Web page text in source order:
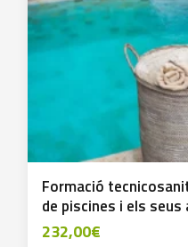
Formació
de piscines i els seus
232,00€